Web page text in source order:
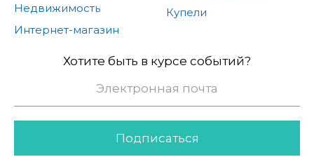
Недвижимость
Интернет-магазин
Купели
Хотите быть в курсе событий?
Подписаться